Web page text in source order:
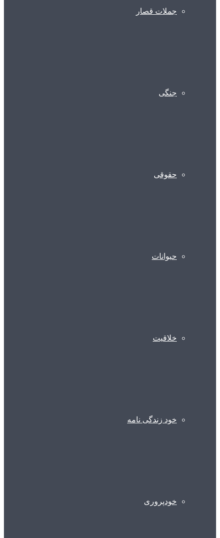
جملات قصار
جنگی
حقوقی
حیوانات
خلاقیت
خود زندگی نامه
خودپروری